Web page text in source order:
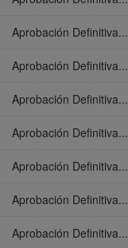
Aprobación Definitiva...
Aprobación Definitiva...
Aprobación Definitiva...
Aprobación Definitiva...
Aprobación Definitiva...
Aprobación Definitiva...
Aprobación Definitiva...